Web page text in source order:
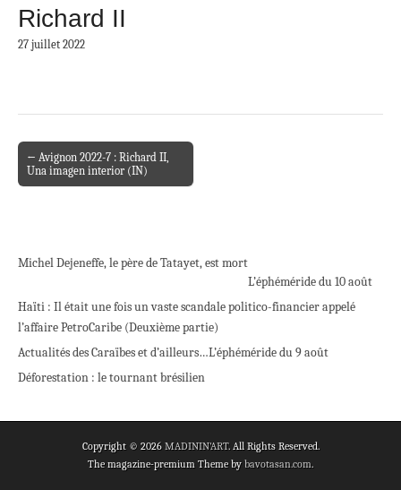
Richard II
27 juillet 2022
Post navigation
← Avignon 2022-7 : Richard II,
Una imagen interior (IN)
Michel Dejeneffe, le père de Tatayet, est mort
L’éphéméride du 10 août
Haïti : Il était une fois un vaste scandale politico-financier appelé
l’affaire PetroCaribe (Deuxième partie)
Actualités des Caraïbes et d’ailleurs…L’éphéméride du 9 août
Déforestation : le tournant brésilien
Copyright © 2026 MADININ'ART. All Rights Reserved.
The magazine-premium Theme by bavotasan.com.